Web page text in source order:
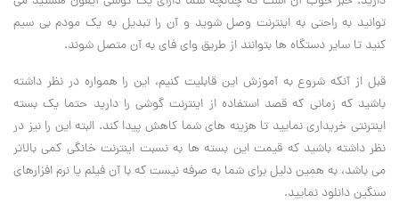
توانید به راحتی به اینترنت وصل شوید و آن را تبدیل به یک مودم بی سیم
کنید تا سایر دستگاه ها بتوانند از طریق وای فای به آن متصل شوند.
قبل از آنکه شروع به آموزش این قابلیت کنیم، این را همواره در نظر داشته
باشید که زمانی که قصد استفاده از اینترنت گوشی را دارید حتما یک بسته
اینترنتی خریداری نمایید تا هزینه های شما کاهش پیدا کند. البته این را نیز در
نظر داشته باشید که قیمت این بسته ها به نسبت اینترنت خانگی کمی بالاتر
می باشد، به همین دلیل برای شما به صرفه نیست که با آن فیلم یا نرم افزارهای
سنگین دانلود نمایید.